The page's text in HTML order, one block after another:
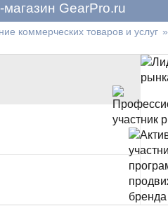
магазин GearPro.ru
коммерческих товаров и услуг »